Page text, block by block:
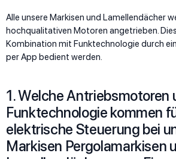
Alle unsere Markisen und Lamellendächer
hochqualitativen Motoren angetrieben.
Kombination mit Funktechnologie durch
per App bedient werden.
1. Welche Antriebsmotoren
Funktechnologie kommen
elektrische Steuerung bei
Markisen Pergolamarkisen